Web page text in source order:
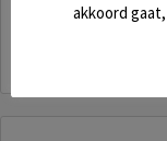
akkoord